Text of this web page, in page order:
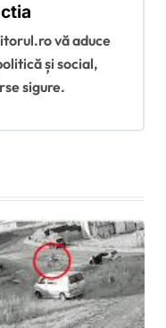
vă aduce
și social,
sigure.